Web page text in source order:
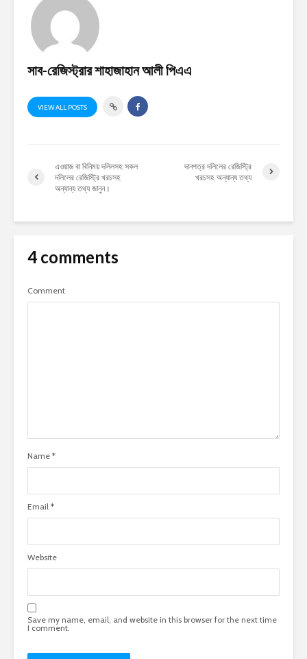
সাব-রেজিস্ট্রার শাহাজাহান আলী পিএএ
VIEW ALL POSTS
এওয়াজ বা বিনিময় দলিলসহ সকল
দলিলের রেজিস্ট্রি খরচসহ
অন্যান্য তথ্য জানুন।
দানপত্র দলিলের রেজিস্ট্রি
খরচসহ অন্যান্য তথ্য
4 comments
Comment
Name *
Email *
Website
Save my name, email, and website in this browser for the next time
I comment.